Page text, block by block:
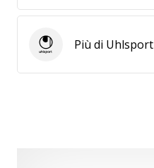
UhlsportPiù di Uhlsport